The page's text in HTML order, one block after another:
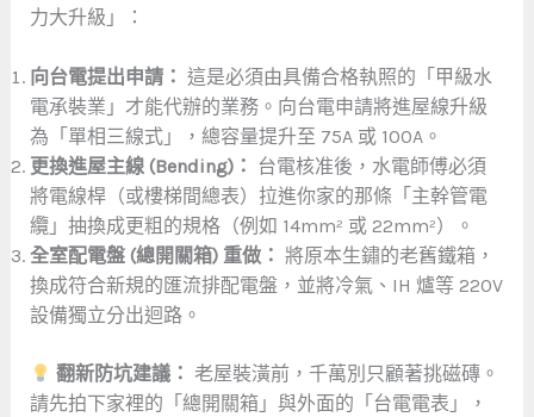
力大升級」：
向台電提出申請： 這是必須由具備合格執照的「甲級水
電承裝業」才能代辦的業務。向台電申請將進屋線升級
為「單相三線式」，總容量提升至 75A 或 100A。
更換進屋主線 (Bending)： 台電核准後，水電師傅必須
將電線桿（或樓梯間總表）拉進你家的那條「主幹管電
纜」抽換成更粗的規格（例如 14mm² 或 22mm²）。
全室配電盤 (總開關箱) 重做： 將原本生鏽的老舊鐵箱，
換成符合新規的匯流排配電盤，並將冷氣、IH 爐等 220V
設備獨立分出迴路。
翻新防坑建議： 老屋裝潢前，千萬別只顧著挑磁磚。
請先拍下家裡的「總開關箱」與外面的「台電電表」，